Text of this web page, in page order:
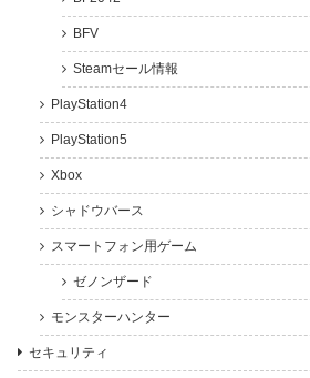
BFV
Steamセール情報
PlayStation4
PlayStation5
Xbox
シャドウバース
スマートフォン用ゲーム
ゼノンザード
モンスターハンター
セキュリティ